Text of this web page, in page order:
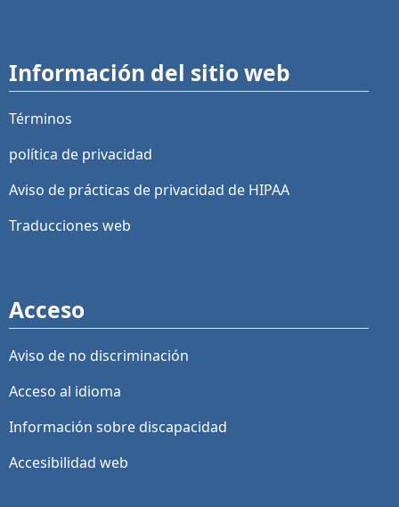
Información del sitio web
Términos
política de privacidad
Aviso de prácticas de privacidad de HIPAA
Traducciones web
Acceso
Aviso de no discriminación
Acceso al idioma
Información sobre discapacidad
Accesibilidad web